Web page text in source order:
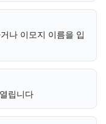
나 이모지 이름을 입
립니다